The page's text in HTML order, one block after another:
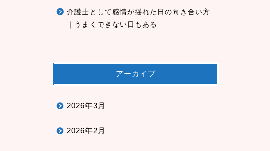
介護士として感情が揺れた日の向き合い方
｜うまくできない日もある
アーカイブ
2026年3月
2026年2月